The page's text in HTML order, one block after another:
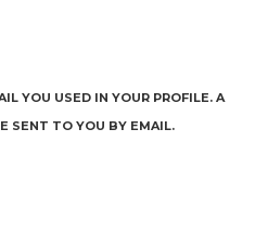
YOU USED IN YOUR PROFILE. A
SENT TO YOU BY EMAIL.